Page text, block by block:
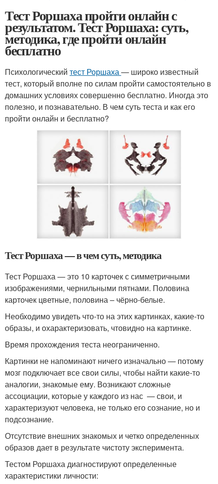
Тест Роршаха пройти онлайн с
результатом. Тест Роршаха: суть,
методика, где пройти онлайн
бесплатно
Психологический тест Роршаха— широко известный
тест, который вполне по силам пройти самостоятельно в
домашних условиях совершенно бесплатно. Иногда это
полезно, и познавательно. В чем суть теста и как его
пройти онлайн и бесплатно?
Тест Роршаха — в чем суть, методика
Тест Роршаха — это 10 карточек с симметричными
изображениями, чернильными пятнами. Половина
карточек цветные, половина – чёрно-белые.
Необходимо увидеть что-то на этих картинках, какие-то
образы, и охарактеризовать, чтовидно на картинке.
Время прохождения теста неограниченно.
Картинки не напоминают ничего изначально — потому
мозг подключает все свои силы, чтобы найти какие-то
аналогии, знакомые ему. Возникают сложные
ассоциации, которые у каждого из нас — свои, и
характеризуют человека, не только его сознание, но и
подсознание.
Отсутствие внешних знакомых и четко определенных
образов дает в результате чистоту эксперимента.
Тестом Роршаха диагностируют определенные
характеристики личности: